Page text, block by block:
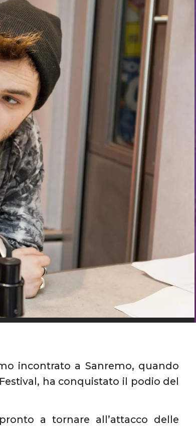
incontrato a Sanremo, quando
ha conquistato il podio del
a tornare all’attacco delle